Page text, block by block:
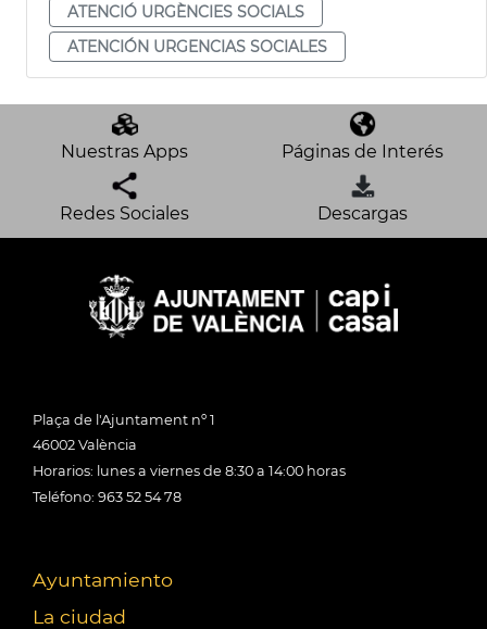
ATENCIÓ URGÈNCIES SOCIALS
ATENCIÓN URGENCIAS SOCIALES
Nuestras Apps Páginas de Interés
Redes Sociales Descargas
Plaça de l'Ajuntament nº 1
46002 València
Horarios: lunes a viernes de 8:30 a 14:00 horas
Teléfono: 963 52 54 78
Ayuntamiento
La ciudad